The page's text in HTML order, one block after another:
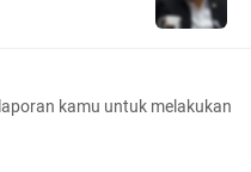
kamu untuk melakukan